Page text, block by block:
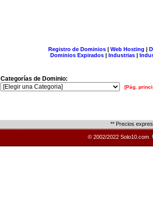
Registro de Dominios| Web Hosting |
Dominios Expirados | Industrias |
Categorías de Dominio:
[Pág.
** Precios
© 2002/2022 Solo10.com